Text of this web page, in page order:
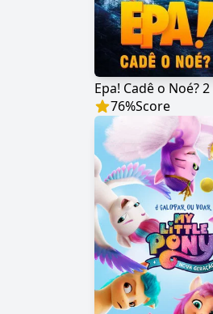
Epa! Cadê o Noé? 2
76%Score